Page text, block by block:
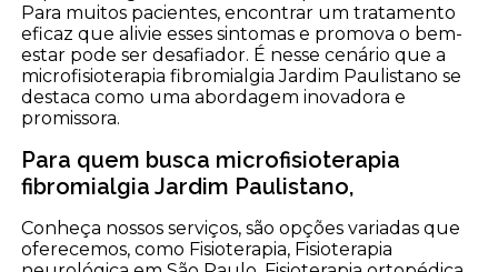
Para muitos pacientes, encontrar um tratamento
eficaz que alivie esses sintomas e promova o bem-
estar pode ser desafiador. É nesse cenário que a
microfisioterapia fibromialgia Jardim Paulistano se
destaca como uma abordagem inovadora e
promissora.
Para quem busca microfisioterapia
fibromialgia Jardim Paulistano,
Conheça nossos serviços, são opções variadas que
oferecemos, como Fisioterapia, Fisioterapia